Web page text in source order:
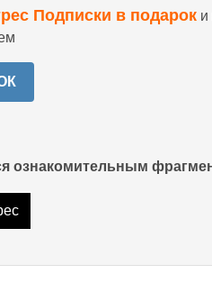
Подписки в подарок и
ознакомительным